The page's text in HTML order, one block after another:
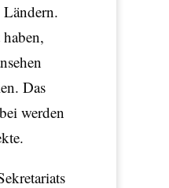
Das
werden